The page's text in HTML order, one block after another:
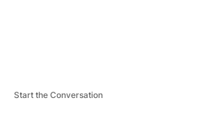
Start the Conversation